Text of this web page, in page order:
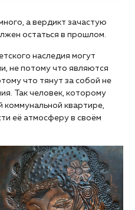
а вердикт зачастую
остаться в прошлом.
наследия могут
не потому что являются
что тянут за собой не
Так человек, которому
коммунальной квартире,
её атмосферу в своём